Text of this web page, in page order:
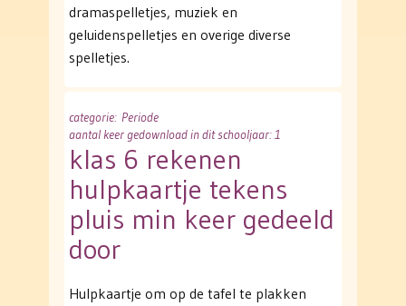
dramaspelletjes, muziek en
geluidenspelletjes en overige diverse
spelletjes.
categorie: Periode
aantal keer gedownload in dit schooljaar: 1
klas 6 rekenen
hulpkaartje tekens
pluis min keer gedeeld
door
Hulpkaartje om op de tafel te plakken